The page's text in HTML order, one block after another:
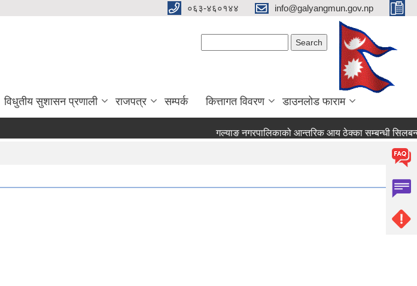
०६३-४६०१४४ info@galyangmun.gov.np
विधुतीय सुशासन प्रणाली राजपत्र सम्पर्क कित्तागत विवरण डाउनलोड फाराम
गल्याङ नगरपालिकाको आन्तरिक आय ठेक्का सम्बन्धी